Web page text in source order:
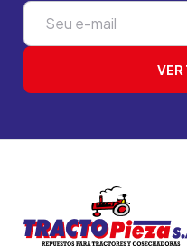
VER